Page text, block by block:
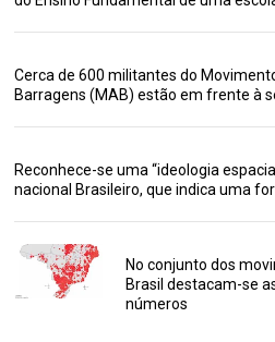
Cerca de 600 militantes do
Barragens (MAB) estão em frente à
Reconhece-se uma “ideologia
nacional Brasileiro, que indica uma
No conjunto dos
Brasil destacam-se
números